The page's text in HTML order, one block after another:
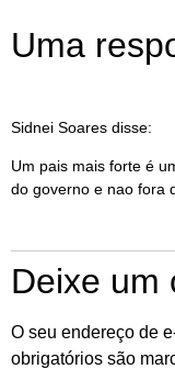
Uma
Sidnei Soares disse:
Um pais mais forte é
do governo e nao fora
Deixe um
O seu endereço de
obrigatórios são